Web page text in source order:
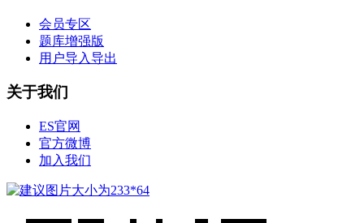
会员专区
题库增强版
用户导入导出
关于我们
ES官网
官方微博
加入我们